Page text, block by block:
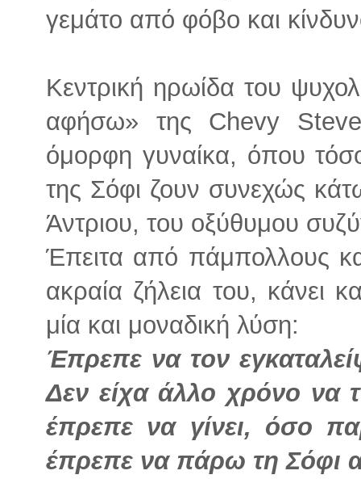
γεμάτο από φόβο και
Κεντρική ηρωίδα του
αφήσω» της Chevy
όμορφη γυναίκα, όπου
της Σόφι ζουν συνεχώς
Άντριου, του οξύθυμου
Έπειτα από πάμπολλους
ακραία ζήλεια του, κάνει
μία και μοναδική λύση:
Έπρεπε να τον
Δεν είχα άλλο χρόνο να
έπρεπε να γίνει, όσο
έπρεπε να πάρω τη Σόφι